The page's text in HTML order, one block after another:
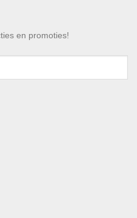
en promoties!